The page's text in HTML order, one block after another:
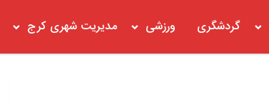
گردشگری ورزشی مدیریت شهری کرج